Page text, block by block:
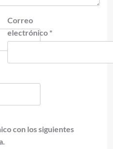
Correo
electrónico *
con los siguientes